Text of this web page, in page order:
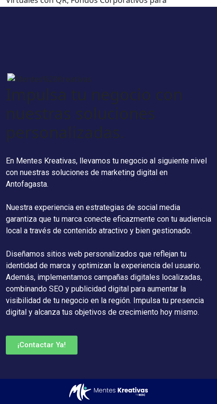
Impulsa tu negocio con
nuestras soluciones
personalizadas.
En Mentes Kreativas, llevamos tu negocio al siguiente nivel
con nuestras soluciones de marketing digital en
Antofagasta.
Nuestra experiencia en estrategias de social media
garantiza que tu marca conecte eficazmente con tu audiencia
local a través de contenido atractivo y bien gestionado.
Diseñamos sitios web personalizados que reflejan tu
identidad de marca y optimizan la experiencia del usuario.
Además, implementamos campañas digitales localizadas,
combinando SEO y publicidad digital para aumentar la
visibilidad de tu negocio en la región. Impulsa tu presencia
digital y alcanza tus objetivos de crecimiento hoy mismo.
¡Contactar Ya!